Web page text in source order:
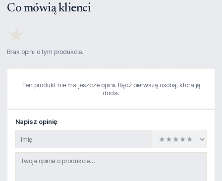
Co mówią klienci
Brak opinii o tym produkcie.
Ten produkt nie ma jeszcze opinii. Bądź pierwszą osobą, która ją
doda.
Napisz opinię